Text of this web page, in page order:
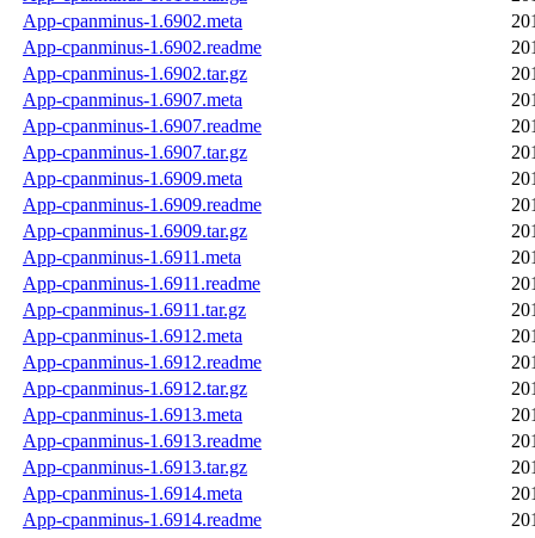
App-cpanminus-1.6902.meta
App-cpanminus-1.6902.readme
App-cpanminus-1.6902.tar.gz
App-cpanminus-1.6907.meta
App-cpanminus-1.6907.readme
App-cpanminus-1.6907.tar.gz
App-cpanminus-1.6909.meta
App-cpanminus-1.6909.readme
App-cpanminus-1.6909.tar.gz
App-cpanminus-1.6911.meta
App-cpanminus-1.6911.readme
App-cpanminus-1.6911.tar.gz
App-cpanminus-1.6912.meta
App-cpanminus-1.6912.readme
App-cpanminus-1.6912.tar.gz
App-cpanminus-1.6913.meta
App-cpanminus-1.6913.readme
App-cpanminus-1.6913.tar.gz
App-cpanminus-1.6914.meta
App-cpanminus-1.6914.readme